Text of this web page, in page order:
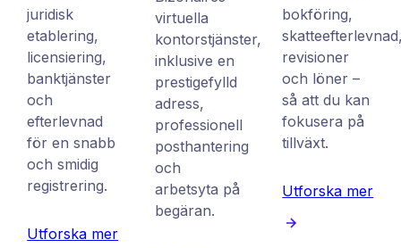
juridisk
etablering,
licensiering,
banktjänster
och
efterlevnad
för en snabb
och smidig
registrering.
Utforska mer
virtuella
kontorstjänster,
inklusive en
prestigefylld
adress,
professionell
posthantering
och
arbetsyta på
begäran.
bokföring,
revisioner
och löner –
så att du kan
fokusera på
tillväxt.
Utforska mer